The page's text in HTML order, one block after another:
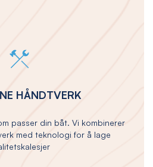
HÅNDTVERK
passer din båt. Vi kombinerer
med teknologi for å lage